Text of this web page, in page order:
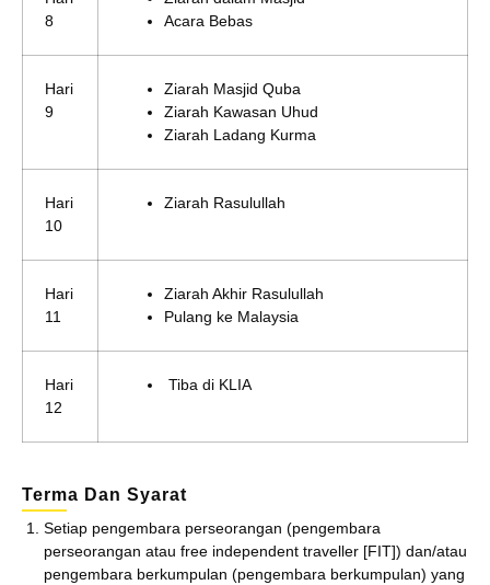
8
Acara Bebas
Hari
9
Ziarah Masjid Quba
Ziarah Kawasan Uhud
Ziarah Ladang Kurma
Hari
10
Ziarah Rasulullah
Hari
11
Ziarah Akhir Rasulullah
Pulang ke Malaysia
Hari
12
Tiba di KLIA
Terma Dan Syarat
Setiap pengembara perseorangan (pengembara
perseorangan atau free independent traveller [FIT]) dan/atau
pengembara berkumpulan (pengembara berkumpulan) yang